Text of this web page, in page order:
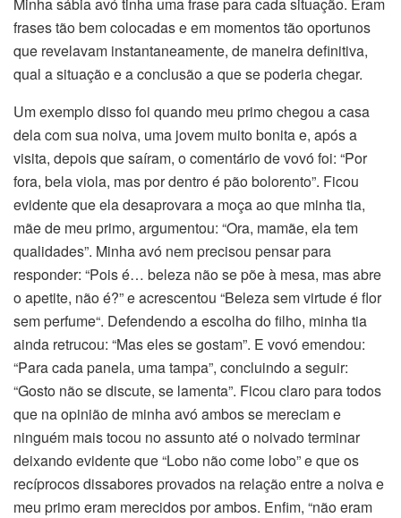
frases tão bem colocadas e em momentos tão oportunos
que revelavam instantaneamente, de maneira definitiva,
qual a situação e a conclusão a que se poderia chegar.
Um exemplo disso foi quando meu primo chegou a casa
dela com sua noiva, uma jovem muito bonita e, após a
visita, depois que saíram, o comentário de vovó foi: “Por
fora, bela viola, mas por dentro é pão bolorento”. Ficou
evidente que ela desaprovara a moça ao que minha tia,
mãe de meu primo, argumentou: “Ora, mamãe, ela tem
qualidades”. Minha avó nem precisou pensar para
responder: “Pois é… beleza não se põe à mesa, mas abre
o apetite, não é?” e acrescentou “Beleza sem virtude é flor
sem perfume“. Defendendo a escolha do filho, minha tia
ainda retrucou: “Mas eles se gostam”. E vovó emendou:
“Para cada panela, uma tampa”, concluindo a seguir:
“Gosto não se discute, se lamenta”. Ficou claro para todos
que na opinião de minha avó ambos se mereciam e
ninguém mais tocou no assunto até o noivado terminar
deixando evidente que “Lobo não come lobo” e que os
recíprocos dissabores provados na relação entre a noiva e
meu primo eram merecidos por ambos. Enfim, “não eram